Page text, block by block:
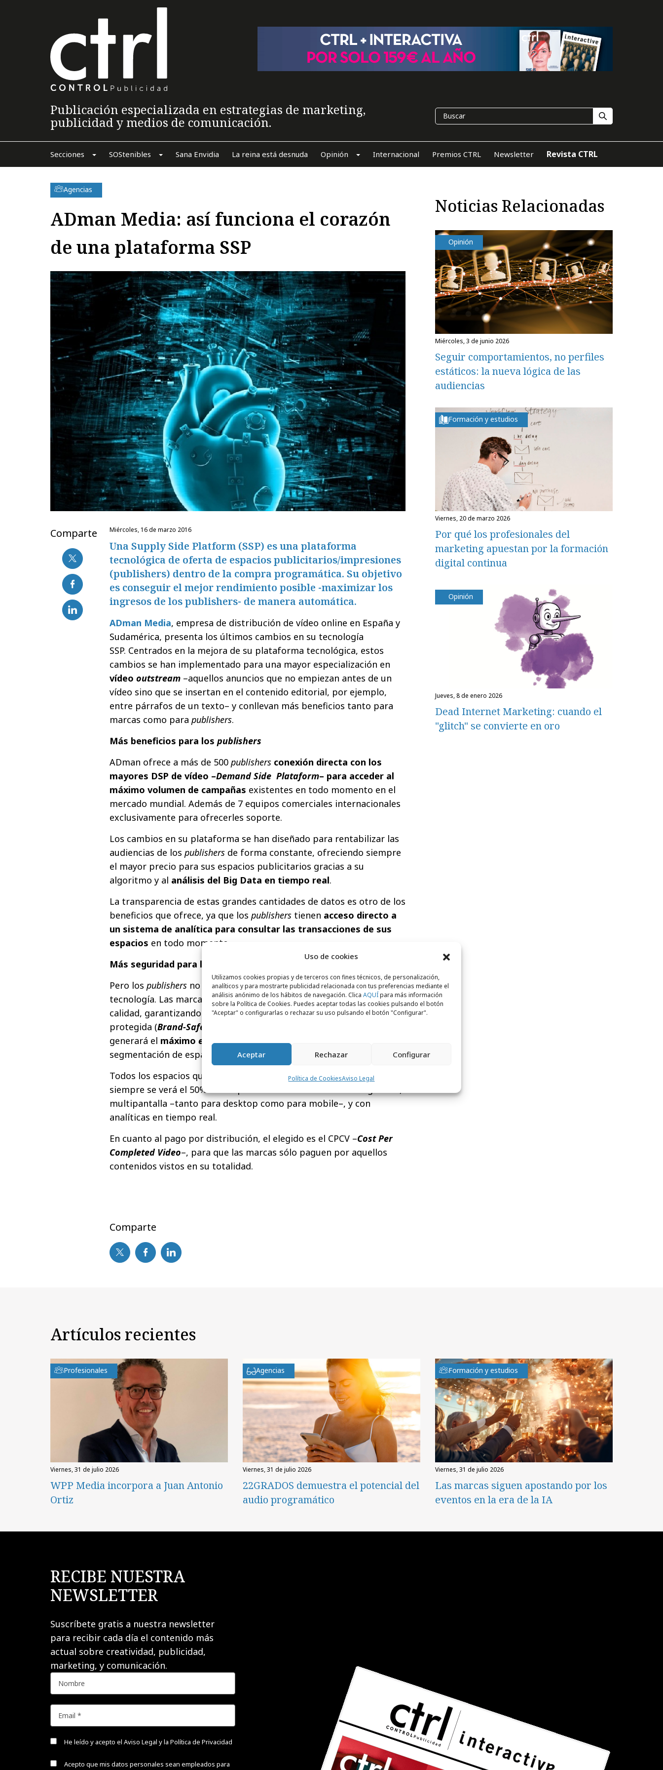
Uso de cookies
Utilizamos cookies propias y de terceros con fines técnicos, de personalización,
analíticos y para mostrarte publicidad relacionada con tus preferencias mediante el
análisis anónimo de los hábitos de navegación. Clica AQUÍpara más información
sobre la Política de Cookies. Puedes aceptar todas las cookies pulsando el botón
"Aceptar" o configurarlas o rechazar su uso pulsando el botón "Configurar".
Aceptar Rechazar Configurar
Política de CookiesAviso Legal
Publicación especializada en estrategias de marketing,
publicidad y medios de comunicación.
Secciones SOStenibles Sana Envidia La reina está desnuda Opinión Internacional Premios CTRL Newsletter Revista CTRL
Agencias
ADman Media: así funciona el corazón
de una plataforma SSP
Comparte miércoles, 16 de marzo 2016
Una Supply Side Platform (SSP) es una plataforma
tecnológica de oferta de espacios publicitarios/impresiones
(publishers) dentro de la compra programática. Su objetivo
es conseguir el mejor rendimiento posible -maximizar los
ingresos de los publishers- de manera automática.
ADman Media, empresa de distribución de vídeo online en España y
Sudamérica, presenta los últimos cambios en su tecnología
SSP. Centrados en la mejora de su plataforma tecnológica, estos
cambios se han implementado para una mayor especialización en
vídeo outstream –aquellos anuncios que no empiezan antes de un
vídeo sino que se insertan en el contenido editorial, por ejemplo,
entre párrafos de un texto– y conllevan más beneficios tanto para
marcas como para publishers.
Más beneficios para los publishers
ADman ofrece a más de 500 publishers conexión directa con los
mayores DSP de vídeo –Demand Side Plataform– para acceder al
máximo volumen de campañas existentes en todo momento en el
mercado mundial. Además de 7 equipos comerciales internacionales
exclusivamente para ofrecerles soporte.
Los cambios en su plataforma se han diseñado para rentabilizar las
audiencias de los publishers de forma constante, ofreciendo siempre
el mayor precio para sus espacios publicitarios gracias a su
algoritmo y al análisis del Big Data en tiempo real.
La transparencia de estas grandes cantidades de datos es otro de los
beneficios que ofrece, ya que los publishers tienen acceso directo a
un sistema de analítica para consultar las transacciones de sus
espacios en todo momento.
Más seguridad para las marcas
Pero los publishers no son los únicos que ganan con la mejora de su
tecnología. Las marcas acceden a un inventario de espacios de
calidad, garantizando que su imagen se mantendrá segura y
protegida (Brand-Safety
generará el máximo engagementposiblegracias a un sistema de
segmentación de espacios para cada público objetivo.
Todos los espacios que ofrece su plataforma son 100%viewable
siempre se verá el 50% de los píxeles de un anuncio en un segundo–,
multipantalla –tanto para desktop como para mobile–, y con
analíticas en tiempo real.
En cuanto al pago por distribución, el elegido es el CPCV –Cost Per
Completed Video–, para que las marcas sólo paguen por aquellos
contenidos vistos en su totalidad.
Comparte
Noticias Relacionadas
Opinión
miércoles, 3 de junio 2026
Seguir comportamientos, no perfiles
estáticos: la nueva lógica de las
audiencias
Formación y estudios
viernes, 20 de marzo 2026
Por qué los profesionales del
marketing apuestan por la formación
digital continua
Opinión
jueves, 8 de enero 2026
Dead Internet Marketing: cuando el
"glitch" se convierte en oro
Artículos recientes
Profesionales
viernes, 31 de julio 2026
WPP Media incorpora a Juan Antonio
Ortiz
Agencias
viernes, 31 de julio 2026
22GRADOS demuestra el potencial del
audio programático
Formación y estudios
viernes, 31 de julio 2026
Las marcas siguen apostando por los
eventos en la era de la IA
RECIBE NUESTRA
NEWSLETTER
Suscríbete gratis a nuestra newsletter
para recibir cada día el contenido más
actual sobre creatividad, publicidad,
marketing, y comunicación.
He leído y acepto el Aviso Legal y la Política de Privacidad
Acepto que mis datos personales sean empleados para